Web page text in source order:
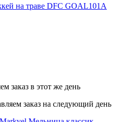
на траве DFC GOAL101A
заказ в этот же день
заказ на следующий день